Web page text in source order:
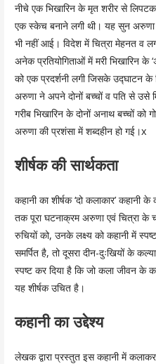
नीचे एक भिखारिन के मृत शरीर से
एक स्केच बनाने लगी थी। यह सुन अरुणा
भी नहीं आई। विदेश में चित्रा मेहनत व
अनेक प्रतियोगिताओं में मरी भिखारिन के
को एक प्रदर्शनी लगी जिसके उद्घाटन
अरुणा ने अपने दोनों बच्चों व पति से उसे
गरीब भिखारिन के दोनों अनाथ बच्चों को
अरुणा की प्रशंसा में शब्दहीन हो गई।x
शीर्षक की सार्थकता
कहानी का शीर्षक ‘दो कलाकार’
तक पूरा घटनाक्रम अरुणा एवं चित्रा के
रुचियों को, उनके लक्ष्य को कहानी में
समर्पित है, तो दूसरा दीन-दुःखियों के
स्पष्ट कर दिया है कि जो कला जीवन के
यह शीर्षक उचित है।
कहानी का उद्देश्य
लेखक द्वारा प्रस्तुत इस कहानी में